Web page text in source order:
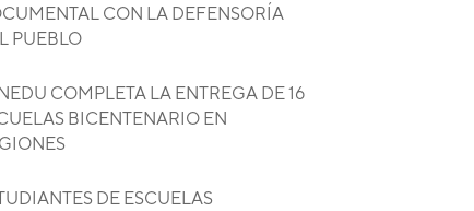
CON LA DEFENSORÍA
PUEBLO
COMPLETA LA ENTREGA DE 16
BICENTENARIO EN
DE ESCUELAS